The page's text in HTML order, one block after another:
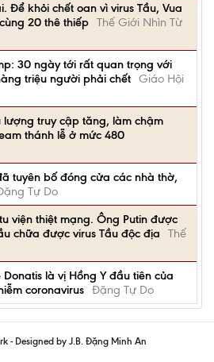
Để khỏi chết oan vì virus Tầu, Vua
20 thê thiếp Thế Giới Nhìn Từ
30 ngày tới rất quan trọng với
triệu người phải chết Giáo Hội
truy cập tăng, làm chậm
thánh lễ ở mức 480
tuyên bố đóng cửa các nhà thờ,
Tự Do
viện thiệt mạng. Ông Putin được
chữa được virus Tầu độc địa
Thế
là vị Hồng Y đầu tiên của
coronavirus Đặng Tự Do
- Designed by J.B. Đặng Minh An